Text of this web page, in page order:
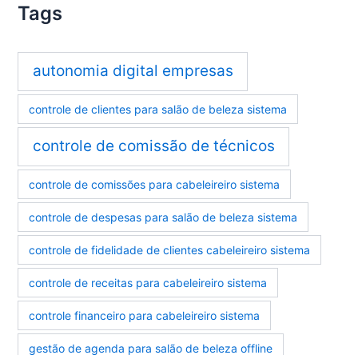
Tags
autonomia digital empresas
controle de clientes para salão de beleza sistema
controle de comissão de técnicos
controle de comissões para cabeleireiro sistema
controle de despesas para salão de beleza sistema
controle de fidelidade de clientes cabeleireiro sistema
controle de receitas para cabeleireiro sistema
controle financeiro para cabeleireiro sistema
gestão de agenda para salão de beleza offline